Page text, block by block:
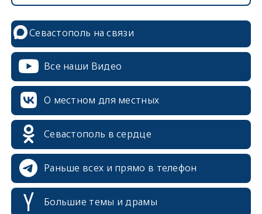
Севастополь на связи
Все наши Видео
О местном для местных
Севастополь в сердце
Раньше всех и прямо в телефон
Большие темы и драмы